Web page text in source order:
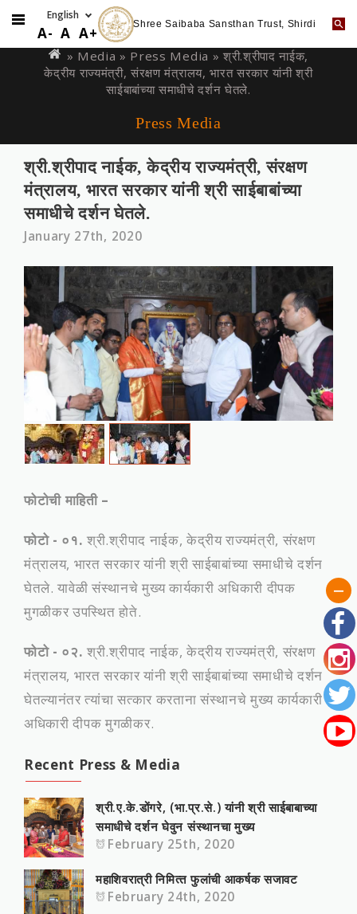
to
A- A A+ Shree Saibaba Sansthan Trust, Shirdi
are
» Media » Press Media » श्री.श्रीपाद नाईक,
केद्रीय राज्‍यमंत्री, संरक्षण मंत्रालय, भारत सरकार यांनी श्री
साईबाबांच्या समाधीचे दर्शन घेतले.
Press Media
श्री.श्रीपाद नाईक, केद्रीय राज्‍यमंत्री, संरक्षण
मंत्रालय, भारत सरकार यांनी श्री साईबाबांच्या
समाधीचे दर्शन घेतले.
January 27th, 2020
फोटोची माहिती –
फोटो - ०१. श्री.श्रीपाद नाईक, केद्रीय राज्‍यमंत्री, संरक्षण
मंत्रालय, भारत सरकार यांनी श्री साईबाबांच्या समाधीचे दर्शन
घेतले. यावेळी संस्‍थानचे मुख्‍य कार्यकारी अधिकारी दीपक
मुगळीकर उपस्थित होते.
फोटो - ०२. श्री.श्रीपाद नाईक, केद्रीय राज्‍यमंत्री, संरक्षण
मंत्रालय, भारत सरकार यांनी श्री साईबाबांच्या समाधीचे दर्शन
घेतल्यानंतर त्यांचा सत्कार करताना संस्‍थानचे मुख्‍य कार्यकारी
अधिकारी दीपक मुगळीकर.
Recent Press & Media
श्री.ए.के.डोंगरे, (भा.प्र.से.) यांनी श्री साईबाबाच्या
समाधीचे दर्शन घेवुन संस्‍थानचा मुख्‍य
February 25th, 2020
महाशिवरात्री निमित्‍त फुलांची आकर्षक सजावट
February 24th, 2020